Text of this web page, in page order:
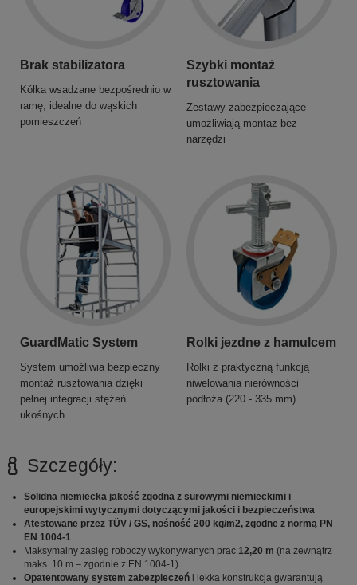
Brak stabilizatora
Kółka wsadzane bezpośrednio w
ramę, idealne do wąskich
pomieszczeń
Szybki montaż
rusztowania
Zestawy zabezpieczające
umożliwiają montaż bez
narzędzi
GuardMatic System
System umożliwia bezpieczny
montaż rusztowania dzięki
pełnej integracji stężeń
ukośnych
Rolki jezdne z hamulcem
Rolki z praktyczną funkcją
niwelowania nierówności
podłoża (220 - 335 mm)
Szczegóły:
Solidna niemiecka jakość zgodna z surowymi niemieckimi i
europejskimi wytycznymi dotyczącymi jakości i bezpieczeństwa
Atestowane przez TÜV / GS, nośność 200 kg/m2, zgodne z normą PN
EN 1004-1
Maksymalny zasięg roboczy wykonywanych prac 12,20 m (na zewnątrz
maks. 10 m – zgodnie z EN 1004-1)
Opatentowany system zabezpieczeń i lekka konstrukcja gwarantują